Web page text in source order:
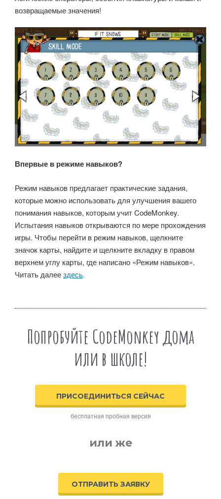
возвращаемые значения!
Впервые в режиме навыков?
Режим навыков предлагает практические задания,
которые можно использовать для улучшения вашего
понимания навыков, которым учит CodeMonkey.
Испытания навыков открываются по мере прохождения
игры. Чтобы перейти в режим навыков, щелкните
значок карты, найдите и щелкните вкладку в правом
верхнем углу карты, где написано «Режим навыков».
Читать далеездесь.
Попробуйте CodeMonkey дома
или в школе!
ПРИСОЕДИНИТЬСЯ СЕЙЧАС
бесплатная пробная версия
или же
ОТПРАВИТЬ ЗАЯВКУ